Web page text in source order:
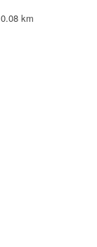
0.08 km